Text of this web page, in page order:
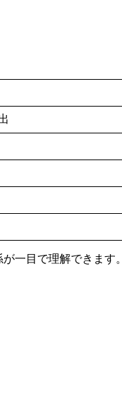
一目で理解できます。